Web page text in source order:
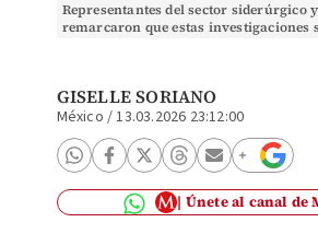
Representantes del sector siderúrgico
remarcaron que estas investigaciones
GISELLE SORIANO
México /13.03.2026 23:12:00
Únete al canal de